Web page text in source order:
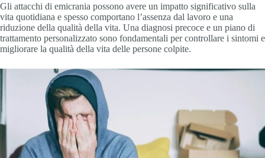
Gli attacchi di emicrania possono avere un impatto significativo sulla
vita quotidiana e spesso comportano l’assenza dal lavoro e una
riduzione della qualità della vita. Una diagnosi precoce e un piano di
trattamento personalizzato sono fondamentali per controllare i sintomi e
migliorare la qualità della vita delle persone colpite.